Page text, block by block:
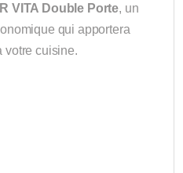
VITA Double Porte, un
qui apportera
votre cuisine.